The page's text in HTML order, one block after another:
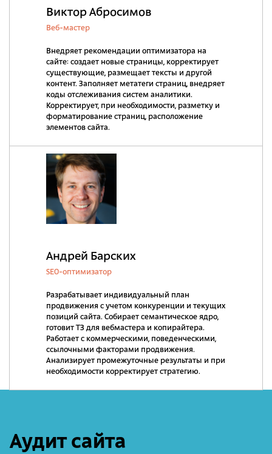
Виктор Абросимов
Веб-мастер
Внедряет рекомендации оптимизатора на
сайте: создает новые страницы, корректирует
существующие, размещает тексты и другой
контент. Заполняет метатеги страниц, внедряет
коды отслеживания систем аналитики.
Корректирует, при необходимости, разметку и
форматирование страниц, расположение
элементов сайта.
Андрей Барских
SEO-оптимизатор
Разрабатывает индивидуальный план
продвижения с учетом конкуренции и текущих
позиций сайта. Собирает семантическое ядро,
готовит ТЗ для вебмастера и копирайтера.
Работает с коммерческими, поведенческими,
ссылочными факторами продвижения.
Анализирует промежуточные результаты и при
необходимости корректирует стратегию.
Аудит сайта